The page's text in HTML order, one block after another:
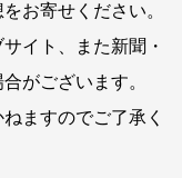
お寄せください。
イト、また新聞・
がございます。
ますのでご了承く